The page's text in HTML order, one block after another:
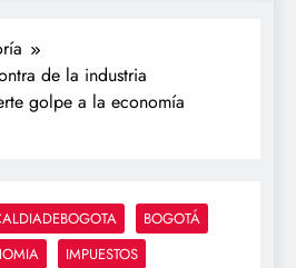
de la industria
golpe a la economía
BOGOTÁ
IMPUESTOS